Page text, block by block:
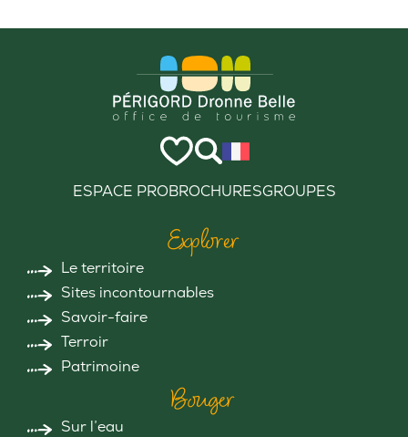
ESPACE PROBROCHURESGROUPES
Explorer
Le territoire
Sites incontournables
Savoir-faire
Terroir
Patrimoine
Bouger
Sur l’eau